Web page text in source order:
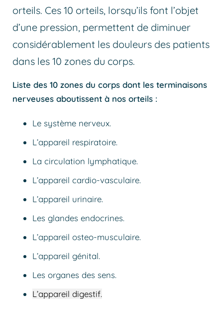
orteils. Ces 10 orteils, lorsqu’ils font l’objet
d’une pression, permettent de diminuer
considérablement les douleurs des patients
dans les 10 zones du corps.
Liste des 10 zones du corps dont les terminaisons
nerveuses aboutissent à nos orteils :
Le système nerveux.
L’appareil respiratoire.
La circulation lymphatique.
L’appareil cardio-vasculaire.
L’appareil urinaire.
Les glandes endocrines.
L’appareil osteo-musculaire.
L’appareil génital.
Les organes des sens.
L’appareil digestif.